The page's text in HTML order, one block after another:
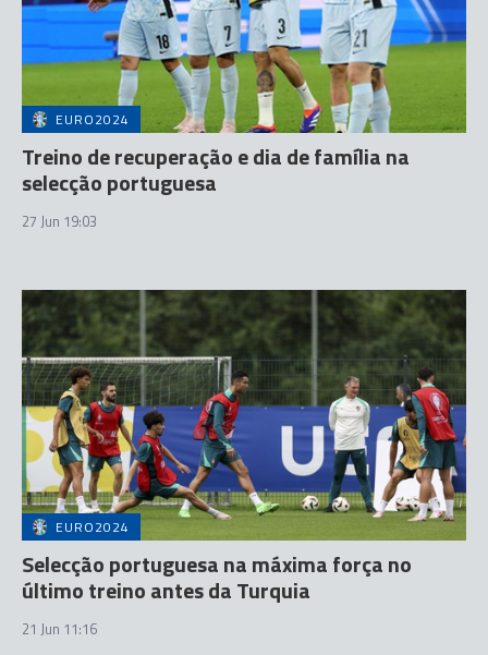
EURO2024
Treino de recuperação e dia de família na
selecção portuguesa
27 Jun 19:03
EURO2024
Selecção portuguesa na máxima força no
último treino antes da Turquia
21 Jun 11:16